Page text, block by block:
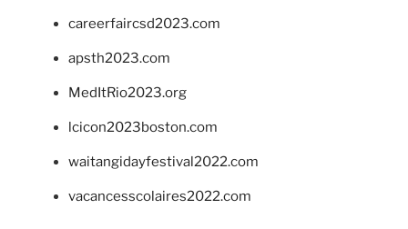
careerfaircsd2023.com
apsth2023.com
MedItRio2023.org
lcicon2023boston.com
waitangidayfestival2022.com
vacancesscolaires2022.com